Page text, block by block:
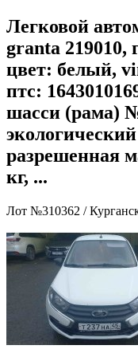
Легковой
granta 219010,
цвет: белый,
птс:
шасси (рама) №
разрешенная
кг, ...
Лот №310362 /